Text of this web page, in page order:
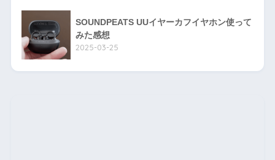
SOUNDPEATS UUイヤーカフイヤホン使って
みた感想
2025-03-25